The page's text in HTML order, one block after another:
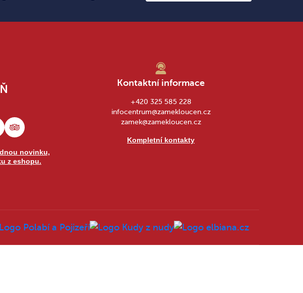
novinku,
z eshopu.
Kontaktní informace
+420 325 585 228
infocentrum@zamekloucen.cz
zamek@zamekloucen.cz
Kompletní kontakty